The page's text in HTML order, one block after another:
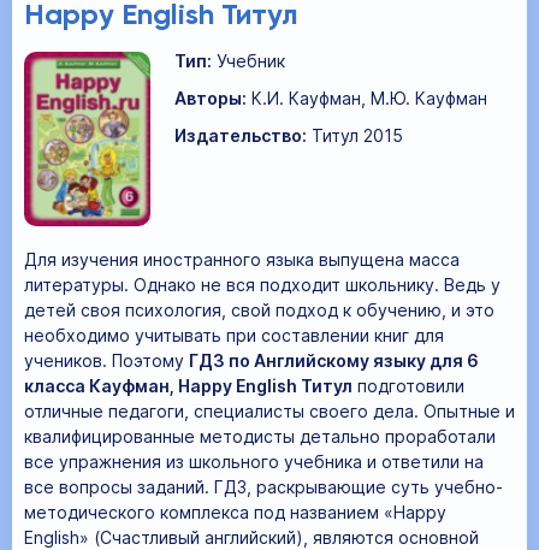
Happy English Титул
Тип: Учебник
Авторы: К.И. Кауфман, М.Ю. Кауфман
Издательство: Титул 2015
Для изучения иностранного языка выпущена масса
литературы. Однако не вся подходит школьнику. Ведь у
детей своя психология, свой подход к обучению, и это
необходимо учитывать при составлении книг для
учеников. Поэтому ГДЗ по Английскому языку для 6
класса Кауфман, Happy English Титул подготовили
отличные педагоги, специалисты своего дела. Опытные и
квалифицированные методисты детально проработали
все упражнения из школьного учебника и ответили на
все вопросы заданий. ГДЗ, раскрывающие суть учебно-
методического комплекса под названием «Happy
English» (Счастливый английский), являются основной